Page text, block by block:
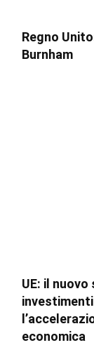
Regno
Burnham
UE: il
economica